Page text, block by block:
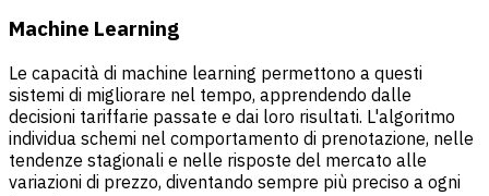
Machine Learning
Le capacità di machine learning permettono a questi
sistemi di migliorare nel tempo, apprendendo dalle
decisioni tariffarie passate e dai loro risultati. L'algoritmo
individua schemi nel comportamento di prenotazione, nelle
tendenze stagionali e nelle risposte del mercato alle
variazioni di prezzo, diventando sempre più preciso a ogni